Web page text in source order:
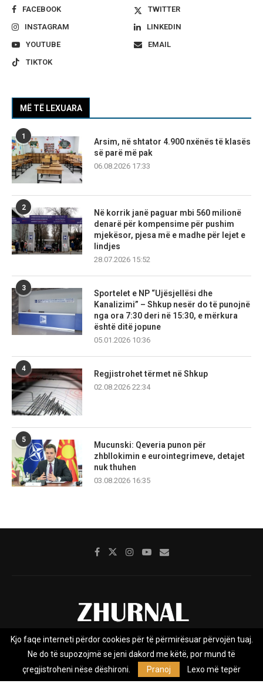
FACEBOOK
TWITTER
INSTAGRAM
LINKEDIN
YOUTUBE
EMAIL
TIKTOK
MË TË LEXUARA
1
Arsim, në shtator 4.900 nxënës të klasës
së parë më pak
06.08.2026 17:33
2
Në korrik janë paguar mbi 560 milionë
denarë për kompensime për pushim
mjekësor, pjesa më e madhe për lejet e
lindjes
28.07.2026 15:52
3
Sportelet e NP “Ujësjellësi dhe
Kanalizimi” – Shkup nesër do të punojnë
nga ora 7:30 deri në 15:30, e mërkura
është ditë jopune
05.01.2026 10:36
4
Regjistrohet tërmet në Shkup
02.08.2026 22:34
5
Mucunski: Qeveria punon për
zhbllokimin e eurointegrimeve, detajet
nuk thuhen
03.08.2026 16:35
Rreth nesh Impresumi Marketing
Privacy Policy
Zhurnal.mk është Agjenci e Lajmeve e pavarur, e themeluar në vitin
Kjo faqe interneti përdor cookies për të përmirësuar përvojën tuaj.
Ne do të supozojmë se jeni dakord me këtë, por mund të
çregjistroheni nëse dëshironi.
Pranoj Lexo më tepër